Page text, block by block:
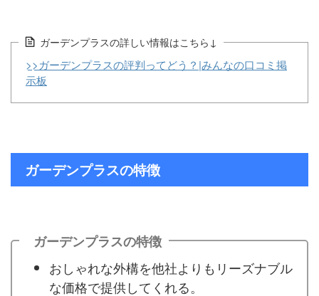
ガーデンプラスの詳しい情報はこちら↓
>>ガーデンプラスの評判ってどう？|みんなの口コミ掲
示板
ガーデンプラスの特徴
ガーデンプラスの特徴
おしゃれな外構を他社よりもリーズナブル
な価格で提供してくれる。